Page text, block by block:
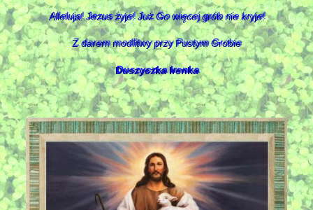
Alleluja! Jezus żyje! Już Go więcej grób nie kryje!
Z darem modlitwy przy Pustym Grobie
Duszyczka Irenka